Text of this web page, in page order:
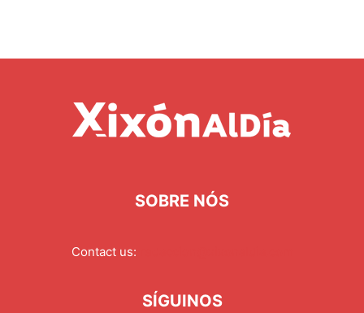
SOBRE NÓS
Contact us:
SÍGUINOS